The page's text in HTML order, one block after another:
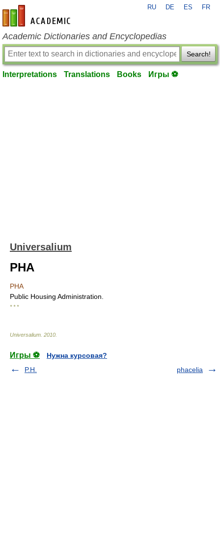
en-academic.com
RU DE ES FR
Academic Dictionaries and Encyclopedias
Search!
Interpretations Translations Books Игры ⚽
Universalium
PHA
PHA
Public Housing Administration.
* * *
Universalium 2010
Игры ⚽
Нужна курсовая?
P.H.
phacelia